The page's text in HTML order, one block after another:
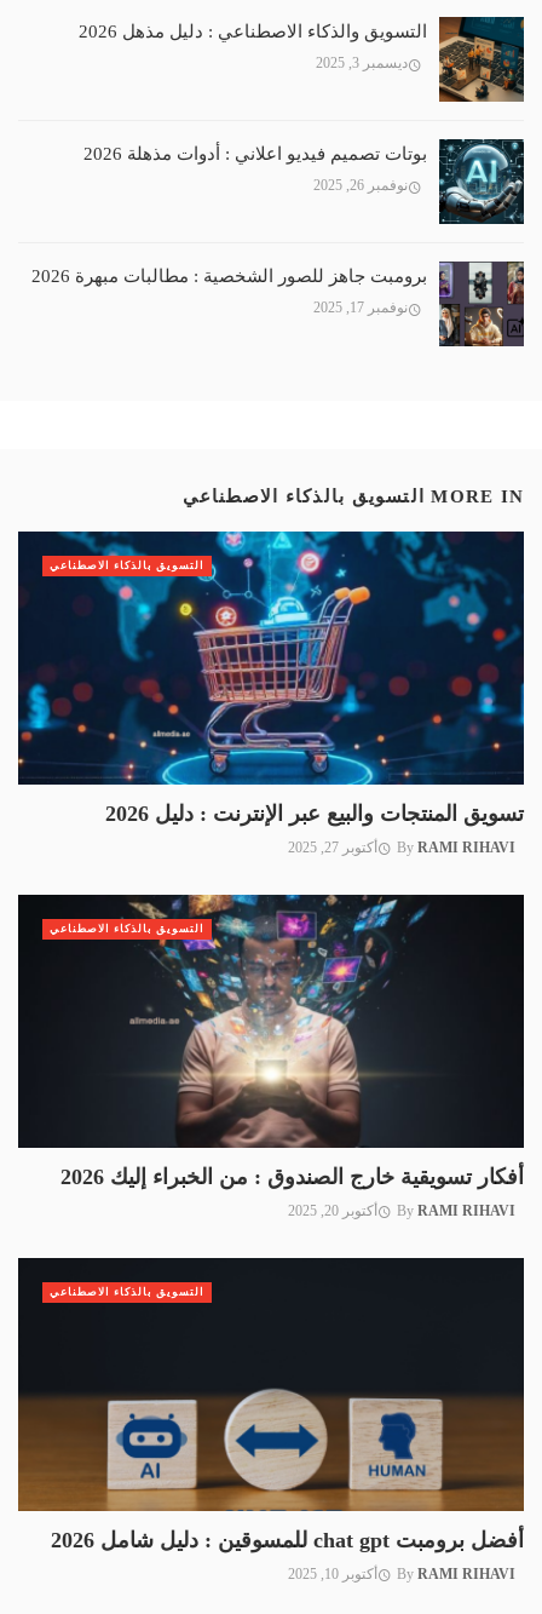
التسويق والذكاء الاصطناعي : دليل مذهل 2026
ديسمبر 3, 2025
بوتات تصميم فيديو اعلاني : أدوات مذهلة 2026
نوفمبر 26, 2025
برومبت جاهز للصور الشخصية : مطالبات مبهرة 2026
نوفمبر 17, 2025
MORE IN التسويق بالذكاء الاصطناعي
تسويق المنتجات والبيع عبر الإنترنت : دليل 2026
By RAMI RIHAVI أكتوبر 27, 2025
التسويق بالذكاء الاصطناعي
أفكار تسويقية خارج الصندوق : من الخبراء إليك 2026
By RAMI RIHAVI أكتوبر 20, 2025
التسويق بالذكاء الاصطناعي
أفضل برومبت chat gpt للمسوقين : دليل شامل 2026
By RAMI RIHAVI أكتوبر 10, 2025
التسويق بالذكاء الاصطناعي